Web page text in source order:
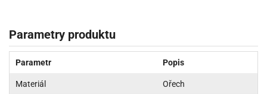
Parametry produktu
Parametr Popis
Materiál Ořech